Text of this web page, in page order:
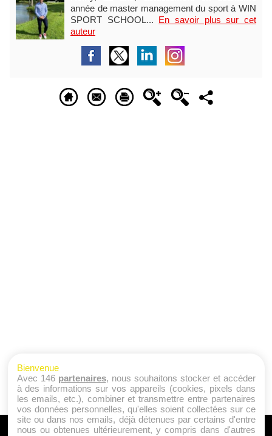
année de master management du sport à WIN
SPORT SCHOOL... En savoir plus sur cet
auteur
Bienvenue
Avec 146 partenaires, nous souhaitons stocker et accéder
à des informations sur vos appareils (cookies, pixels dans
les emails, etc.), combiner et transmettre entre partenaires
vos données personnelles, qu'elles soient collectées sur ce
site ou dans nos emails, déjà détenues par certains d'entre
nous ou obtenues ultérieurement, y compris dans d'autres